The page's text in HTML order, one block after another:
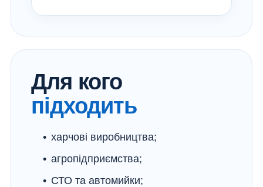
Для кого
підходить
харчові виробництва;
агропідприємства;
СТО та автомийки;